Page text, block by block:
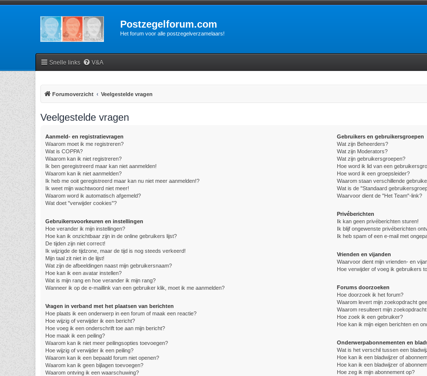
Postzegelforum.com
Het forum voor alle postzegelverzamelaars!
Snelle links V&A
Forumoverzicht Veelgestelde vragen
Veelgestelde vragen
Aanmeld- en registratievragen
Waarom moet ik me registreren?
Wat is COPPA?
Waarom kan ik niet registreren?
Ik ben geregistreerd maar kan niet aanmelden!
Waarom kan ik niet aanmelden?
Ik heb me ooit geregistreerd maar kan nu niet meer aanmelden!?
Ik weet mijn wachtwoord niet meer!
Waarom word ik automatisch afgemeld?
Wat doet "verwijder cookies"?
Gebruikersvoorkeuren en instellingen
Hoe verander ik mijn instellingen?
Hoe kan ik onzichtbaar zijn in de online gebruikers lijst?
De tijden zijn niet correct!
Ik wijzigde de tijdzone, maar de tijd is nog steeds verkeerd!
Mijn taal zit niet in de lijst!
Wat zijn de afbeeldingen naast mijn gebruikersnaam?
Hoe kan ik een avatar instellen?
Wat is mijn rang en hoe verander ik mijn rang?
Wanneer ik op de e-maillink van een gebruiker klik, moet ik me aanmelden?
Vragen in verband met het plaatsen van berichten
Hoe plaats ik een onderwerp in een forum of maak een reactie?
Hoe wijzig of verwijder ik een bericht?
Hoe voeg ik een onderschrift toe aan mijn bericht?
Hoe maak ik een peiling?
Waarom kan ik niet meer peilingsopties toevoegen?
Hoe wijzig of verwijder ik een peiling?
Waarom kan ik een bepaald forum niet openen?
Waarom kan ik geen bijlagen toevoegen?
Waarom ontving ik een waarschuwing?
Gebruikers en gebruikersgroepen
Wat zijn Beheerders?
Wat zijn Moderators?
Wat zijn gebruikersgroepen?
Hoe word ik lid van een
Hoe word ik een groepsleider?
Waarom staan verschillende
Wat is de "Standaard
Waarvoor dient de "Het Team"-link?
Privéberichten
Ik kan geen privéberichten sturen!
Ik blijf ongewenste privéberichten
Ik heb spam of een e-mail met
Vrienden en vijanden
Waarvoor dient mijn vrienden- en
Hoe verwijder of voeg ik gebruikers
Forums doorzoeken
Hoe doorzoek ik het forum?
Waarom levert mijn zoekopdracht
Waarom resulteert mijn
Hoe zoek ik een gebruiker?
Hoe kan ik mijn eigen berichten en
Onderwerpabonnementen en
Wat is het verschil tussen een
Hoe kan ik een bladwijzer of
Hoe kan ik een bladwijzer of
Hoe zeg ik mijn abonnement op?